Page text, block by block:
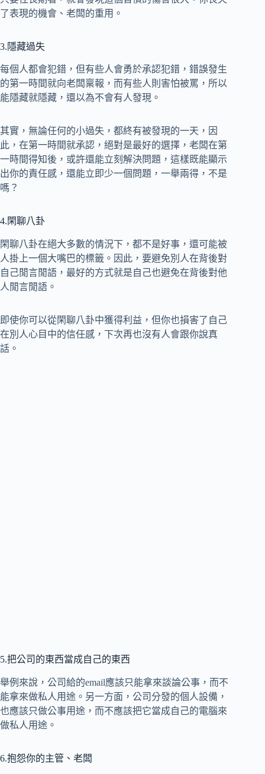
了表現的機會、老闆的重用。
3.隱藏過失
每個人都會犯錯，但有些人會勇於承認犯錯，錯誤發生
的第一時間就向老闆稟報，而有些人則害怕被罵，所以
能隱藏就隱藏，還以為不會有人發現。
其實，無論任何的小過失，都終有被發現的一天，因
此，在第一時間就承認，絕對是最好的選擇，老闆在第
一時間得知後，或許還能立刻解決問題，這樣既能顯示
出你的責任感，還能立即少一個問題，一舉兩得，不是
嗎？
4.閑聊八卦
閑聊八卦在絕大多數的情況下，都不是好事，還可能被
人掛上一個大嘴巴的標籤。因此，要避免別人在背後對
自己閒言閒語，最好的方式就是自己也避免在背後對他
人閒言閒語。
即使你可以從閑聊八卦中獲得利益，但你也損害了自己
在別人心目中的信任感，下次再也沒有人會跟你說真
話。
5.把公司的東西當成自己的東西
舉例來說，公司給的email應該只能拿來談論公事，而不
能拿來做私人用途。另一方面，公司分發的個人設備，
也應該只做公事用途，而不應該把它當成自己的電腦來
做私人用途。
6.抱怨你的主管、老闆